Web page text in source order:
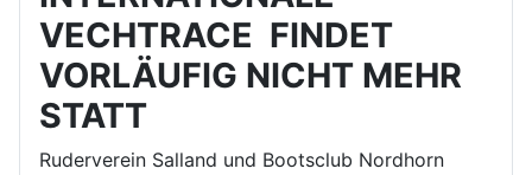
VECHTRACE FINDET
VORLÄUFIG NICHT MEHR
STATT
Ruderverein Salland und Bootsclub Nordhorn